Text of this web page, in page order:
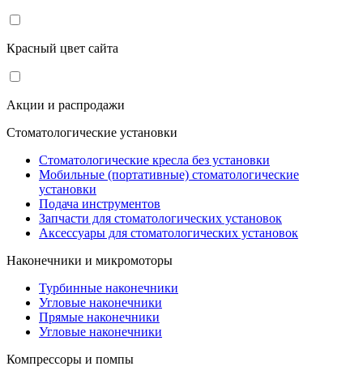
Красный цвет сайта
Акции и распродажи
Стоматологические установки
Стоматологические кресла без установки
Мобильные (портативные) стоматологические
установки
Подача инструментов
Запчасти для стоматологических установок
Аксессуары для стоматологических установок
Наконечники и микромоторы
Турбинные наконечники
Угловые наконечники
Прямые наконечники
Угловые наконечники
Компрессоры и помпы